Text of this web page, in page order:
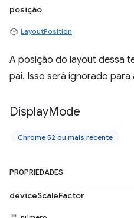
posição
LayoutPosition
A posição do layout dessa
pai. Isso será ignorado para
DisplayMode
Chrome 52 ou mais recente
PROPRIEDADES
deviceScaleFactor